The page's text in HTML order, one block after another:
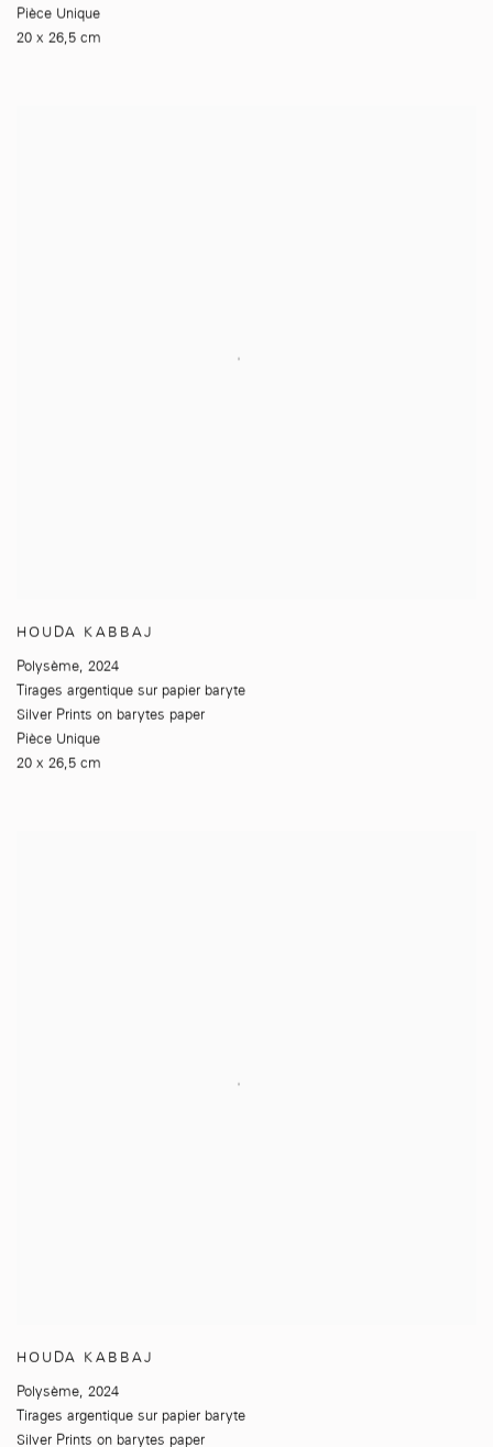
Pièce Unique
20 x 26,5 cm
HOUDA KABBAJ
Polysème, 2024
Tirages argentique sur papier baryte
Silver Prints on barytes paper
Pièce Unique
20 x 26,5 cm
HOUDA KABBAJ
Polysème, 2024
Tirages argentique sur papier baryte
Silver Prints on barytes paper